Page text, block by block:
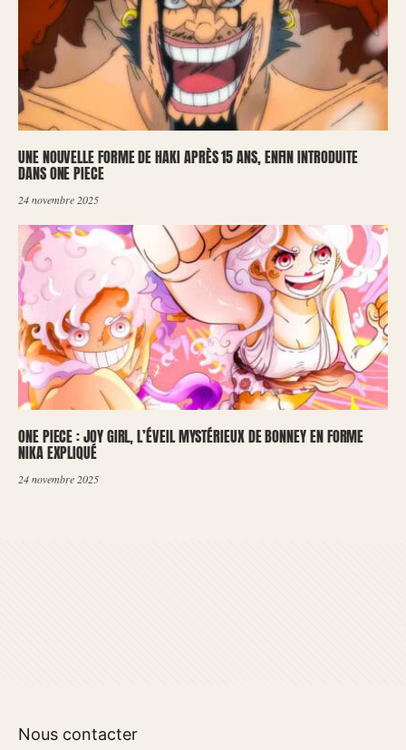
UNE NOUVELLE FORME DE HAKI APRÈS 15 ANS, ENFIN INTRODUITE
DANS ONE PIECE
24 novembre 2025
ONE PIECE : JOY GIRL, L’ÉVEIL MYSTÉRIEUX DE BONNEY EN FORME
NIKA EXPLIQUÉ
24 novembre 2025
Nous contacter